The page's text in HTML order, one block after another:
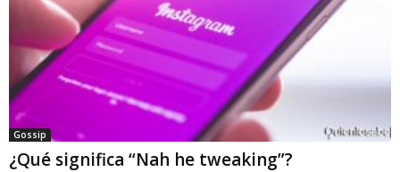
Gossip
¿Qué significa “Nah he tweaking”?